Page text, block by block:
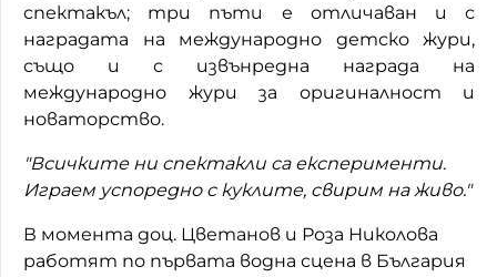
спектакъл; три пъти е отличаван и с
наградата на международно детско жури,
също и с извънредна награда на
международно жури за оригиналност и
новаторство.
"Всичките ни спектакли са експерименти.
Играем успоредно с куклите, свирим на живо."
В момента доц. Цветанов и Роза Николова
работят по първата водна сцена в България